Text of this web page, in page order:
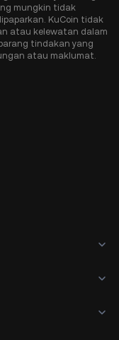
mungkin tidak
KuCoin tidak
atau kelewatan dalam
tindakan yang
atau maklumat.